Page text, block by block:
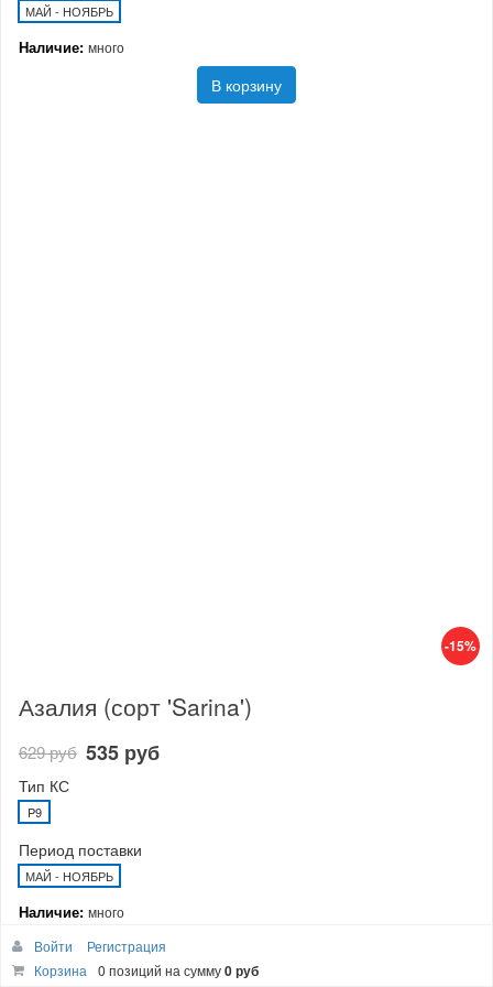
МАЙ - НОЯБРЬ
Наличие: много
В корзину
-15%
Азалия (сорт 'Sarina')
629 руб 535 руб
Тип КС
P9
Период поставки
МАЙ - НОЯБРЬ
Наличие: много
Войти
Регистрация
Корзина
0 позиций на сумму0 руб